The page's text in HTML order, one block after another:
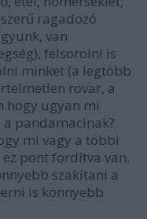
ragadozó
van
felsorolni is
minket (a legtöbb
rovar, a
hogy ugyan mi
pandamacinak?
mi vagy a többi
pont fordítva van.
szakítani a
is könnyebb